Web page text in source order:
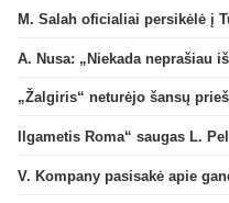
M. Salah oficialiai persikėlė į
A. Nusa: „Niekada neprašiau
„Žalgiris“ neturėjo šansų